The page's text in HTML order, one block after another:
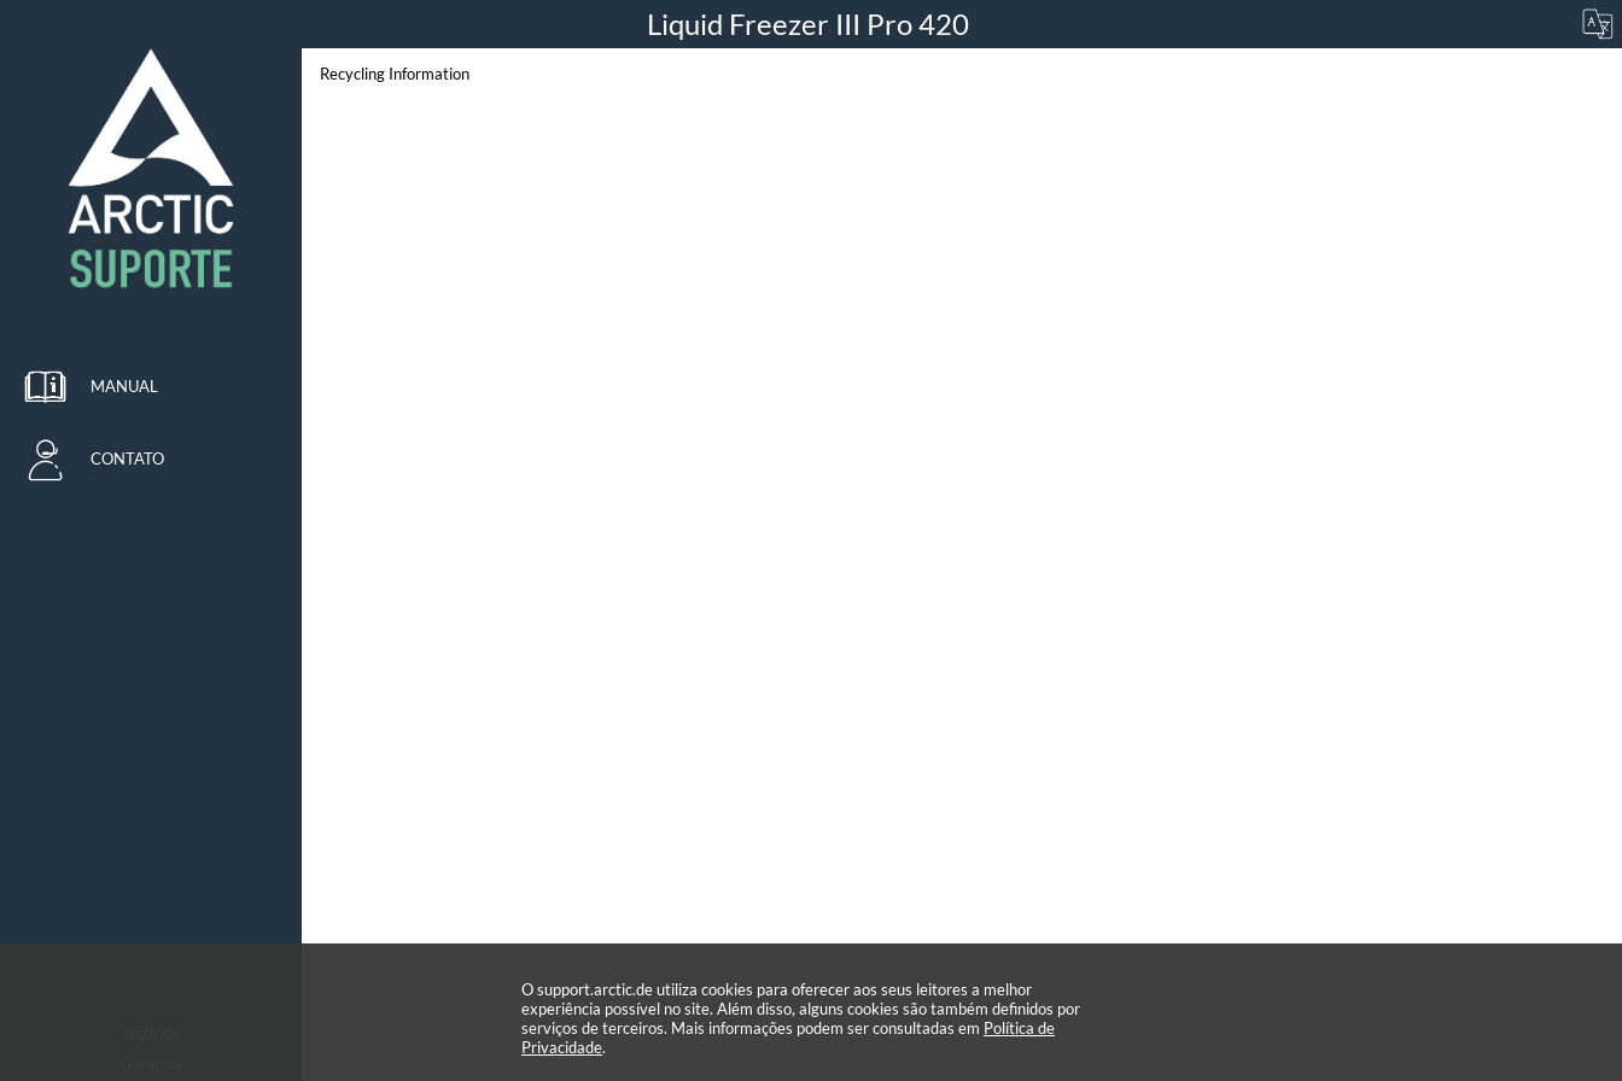
Liquid Freezer III Pro 420
MANUAL
CONTATO
Recycling Information
O support.arctic.de utiliza cookies para oferecer aos seus leitores a melhor
experiência possível no site. Além disso, alguns cookies são também definidos por
serviços de terceiros. Mais informações podem ser consultadas em Política de
Privacidade.